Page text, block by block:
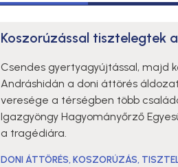
Koszorúzással tisztelegtek
Csendes gyertyagyújtással, majd
Andráshidán a doni áttörés
veresége a térségben több
Igazgyöngy Hagyományőrző
a tragédiára.
DONI ÁTTÖRÉS,KOSZORÚZÁS,